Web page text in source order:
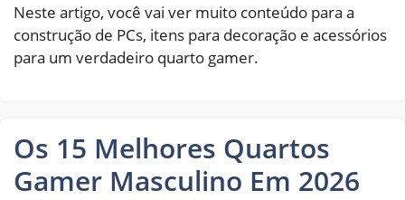
Neste artigo, você vai ver muito conteúdo para a
construção de PCs, itens para decoração e acessórios
para um verdadeiro quarto gamer.
Os 15 Melhores Quartos
Gamer Masculino Em 2026